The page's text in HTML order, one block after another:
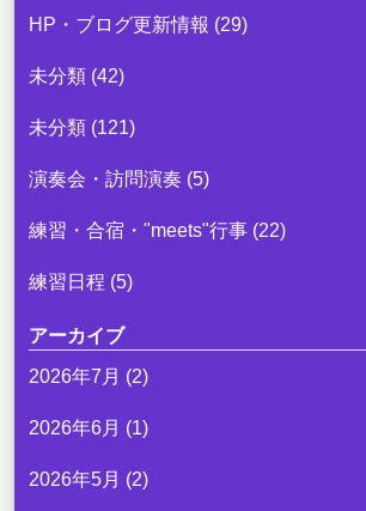
HP・ブログ更新情報 (29)
未分類 (42)
未分類 (121)
演奏会・訪問演奏 (5)
練習・合宿・"meets"行事 (22)
練習日程 (5)
アーカイブ
2026年7月 (2)
2026年6月 (1)
2026年5月 (2)